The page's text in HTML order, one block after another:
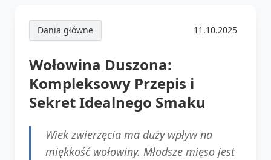
Dania główne 11.10.2025
Wołowina Duszona:
Kompleksowy Przepis i
Sekret Idealnego Smaku
Wiek zwierzęcia ma duży wpływ na
miękkość wołowiny. Młodsze mięso jest